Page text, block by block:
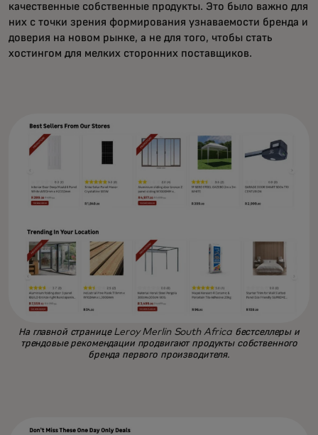
качественные собственные продукты. Это было важно для
них с точки зрения формирования узнаваемости бренда и
доверия на новом рынке, а не для того, чтобы стать
хостингом для мелких сторонних поставщиков.
На главной странице Leroy Merlin South Africa бестселлеры и
трендовые рекомендации продвигают продукты собственного
бренда первого производителя.